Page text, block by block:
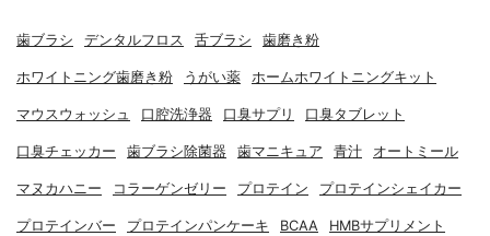
歯ブラシ デンタルフロス 舌ブラシ 歯磨き粉
ホワイトニング歯磨き粉 うがい薬 ホームホワイトニングキット
マウスウォッシュ 口腔洗浄器 口臭サプリ 口臭タブレット
口臭チェッカー 歯ブラシ除菌器 歯マニキュア 青汁 オートミール
マヌカハニー コラーゲンゼリー プロテイン プロテインシェイカー
プロテインバー プロテインパンケーキ BCAA HMBサプリメント